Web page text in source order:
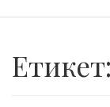
Етикет: